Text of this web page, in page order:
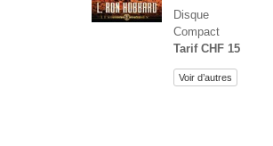
Disque
Compact
Tarif CHF 15
Voir d’autres